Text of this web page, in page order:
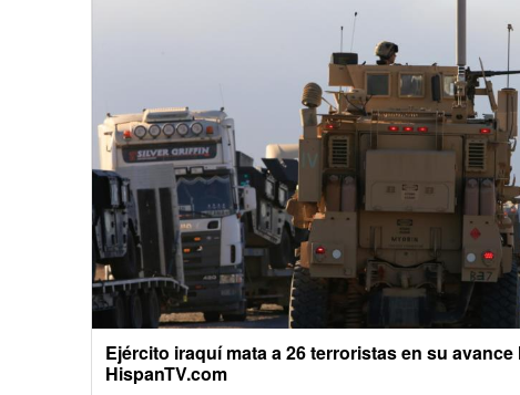
Ejército iraquí mata a 26 terroristas en su avance
HispanTV.com